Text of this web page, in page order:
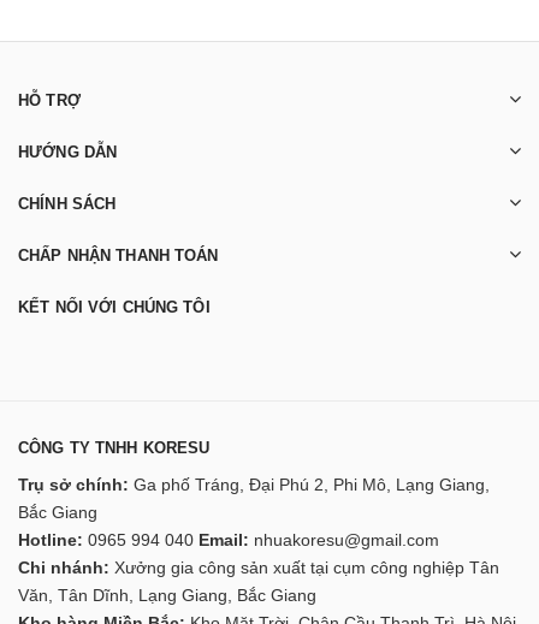
HỖ TRỢ
HƯỚNG DẪN
CHÍNH SÁCH
CHẤP NHẬN THANH TOÁN
KẾT NỐI VỚI CHÚNG TÔI
CÔNG TY TNHH KORESU
Trụ sở chính: Ga phố Tráng, Đại Phú 2, Phi Mô, Lạng Giang,
Bắc Giang
Hotline: 0965 994 040 Email: nhuakoresu@gmail.com
Chi nhánh: Xưởng gia công sản xuất tại cụm công nghiệp Tân
Văn, Tân Dĩnh, Lạng Giang, Bắc Giang